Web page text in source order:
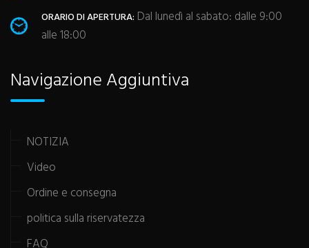
ORARIO DI APERTURA: Dal lunedì al sabato: dalle 9:00
alle 18:00
Navigazione Aggiuntiva
NOTIZIA
Video
Ordine e consegna
politica sulla riservatezza
FAQ